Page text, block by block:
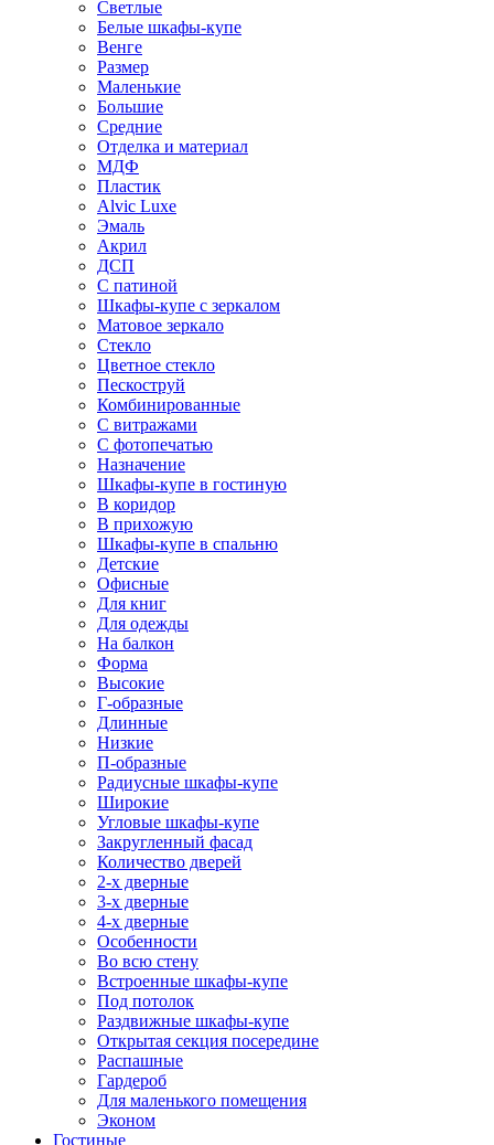
Светлые
Белые шкафы-купе
Венге
Размер
Маленькие
Большие
Средние
Отделка и материал
МДФ
Пластик
Alvic Luxe
Эмаль
Акрил
ДСП
С патиной
Шкафы-купе с зеркалом
Матовое зеркало
Стекло
Цветное стекло
Пескоструй
Комбинированные
С витражами
С фотопечатью
Назначение
Шкафы-купе в гостиную
В коридор
В прихожую
Шкафы-купе в спальню
Детские
Офисные
Для книг
Для одежды
На балкон
Форма
Высокие
Г-образные
Длинные
Низкие
П-образные
Радиусные шкафы-купе
Широкие
Угловые шкафы-купе
Закругленный фасад
Количество дверей
2-х дверные
3-х дверные
4-х дверные
Особенности
Во всю стену
Встроенные шкафы-купе
Под потолок
Раздвижные шкафы-купе
Открытая секция посередине
Распашные
Гардероб
Для маленького помещения
Эконом
Гостиные